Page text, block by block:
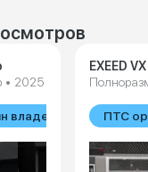
• 2025
владелец
EXEED VX
ПТС